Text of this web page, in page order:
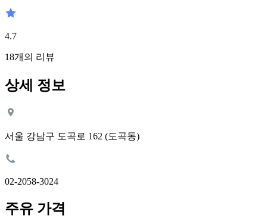
4.7
18개의 리뷰
상세 정보
서울 강남구 도곡로 162 (도곡동)
02-2058-3024
주유 가격